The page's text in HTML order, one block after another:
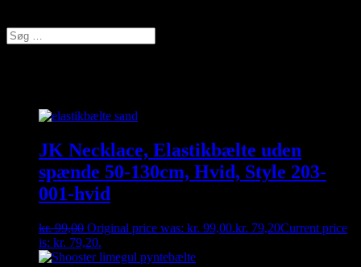
JK Necklace, Elastikbælte uden
spænde 50-130cm, Hvid, Style 203-
001-hvid
kr.99,00 Original price was: kr. 99,00.kr. 79,20Current price
is: kr. 79,20.